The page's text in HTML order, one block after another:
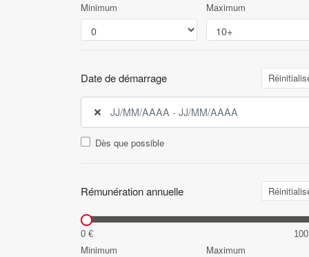
Minimum Maximum
Date de démarrage
Dès que possible
Rémunération annuelle
0 €
Minimum Maximum